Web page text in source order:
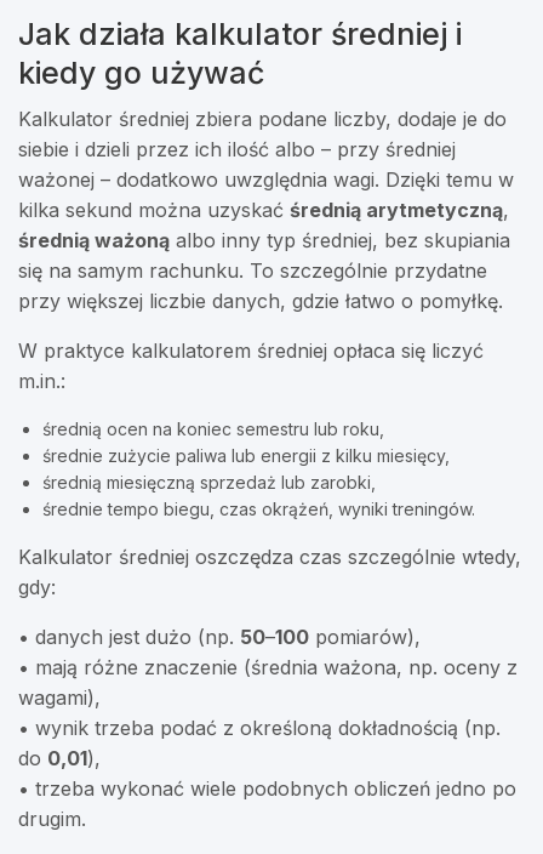
Jak działa kalkulator średniej i
kiedy go używać
Kalkulator średniej zbiera podane liczby, dodaje je do
siebie i dzieli przez ich ilość albo – przy średniej
ważonej – dodatkowo uwzględnia wagi. Dzięki temu w
kilka sekund można uzyskać średnią arytmetyczną,
średnią ważoną albo inny typ średniej, bez skupiania
się na samym rachunku. To szczególnie przydatne
przy większej liczbie danych, gdzie łatwo o pomyłkę.
W praktyce kalkulatorem średniej opłaca się liczyć
m.in.:
średnią ocen na koniec semestru lub roku,
średnie zużycie paliwa lub energii z kilku miesięcy,
średnią miesięczną sprzedaż lub zarobki,
średnie tempo biegu, czas okrążeń, wyniki treningów.
Kalkulator średniej oszczędza czas szczególnie wtedy,
gdy:
• danych jest dużo (np. 50–100 pomiarów),
• mają różne znaczenie (średnia ważona, np. oceny z
wagami),
• wynik trzeba podać z określoną dokładnością (np.
do 0,01),
• trzeba wykonać wiele podobnych obliczeń jedno po
drugim.